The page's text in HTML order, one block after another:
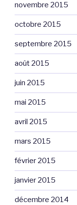
novembre 2015
octobre 2015
septembre 2015
août 2015
juin 2015
mai 2015
avril 2015
mars 2015
février 2015
janvier 2015
décembre 2014